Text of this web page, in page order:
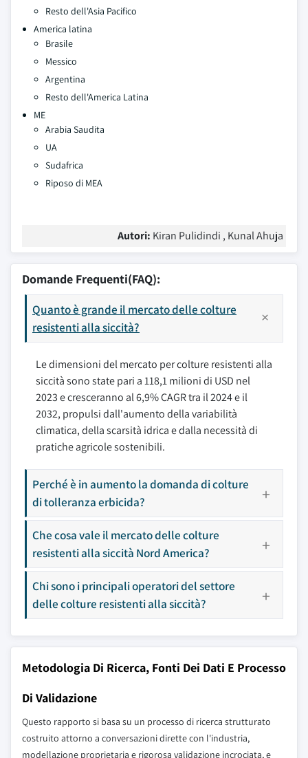
Resto dell'Asia Pacifico
America latina
Brasile
Messico
Argentina
Resto dell'America Latina
ME
Arabia Saudita
UA
Sudafrica
Riposo di MEA
Autori: Kiran Pulidindi , Kunal Ahuja
Domande Frequenti(FAQ):
Quanto è grande il mercato delle colture
resistenti alla siccità?
Le dimensioni del mercato per colture resistenti alla
siccità sono state pari a 118,1 milioni di USD nel
2023 e cresceranno al 6,9% CAGR tra il 2024 e il
2032, propulsi dall'aumento della variabilità
climatica, della scarsità idrica e dalla necessità di
pratiche agricole sostenibili.
Perché è in aumento la domanda di colture
di tolleranza erbicida?
Che cosa vale il mercato delle colture
resistenti alla siccità Nord America?
Chi sono i principali operatori del settore
delle colture resistenti alla siccità?
Metodologia Di Ricerca, Fonti Dei Dati E Processo
Di Validazione
Questo rapporto si basa su un processo di ricerca strutturato
costruito attorno a conversazioni dirette con l'industria,
modellazione proprietaria e rigorosa validazione incrociata, e